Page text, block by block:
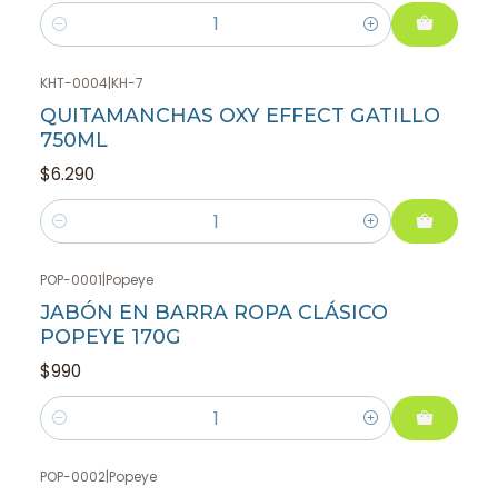
Cantidad
KHT-0004|KH-7
QUITAMANCHAS OXY EFFECT GATILLO
750ML
$6.290
Cantidad
POP-0001|Popeye
JABÓN EN BARRA ROPA CLÁSICO
POPEYE 170G
$990
Cantidad
POP-0002|Popeye